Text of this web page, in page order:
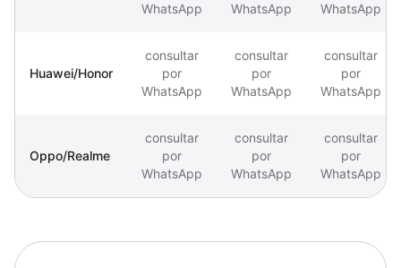
WhatsApp
WhatsApp
WhatsApp
Huawei/Honor
consultar
por
WhatsApp
consultar
por
WhatsApp
consultar
por
WhatsApp
Oppo/Realme
consultar
por
WhatsApp
consultar
por
WhatsApp
consultar
por
WhatsApp